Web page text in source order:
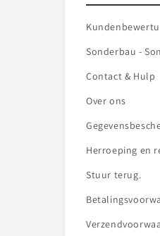
Sonderbau -
Contact & Hulp
Over ons
Herroeping en
Stuur terug.